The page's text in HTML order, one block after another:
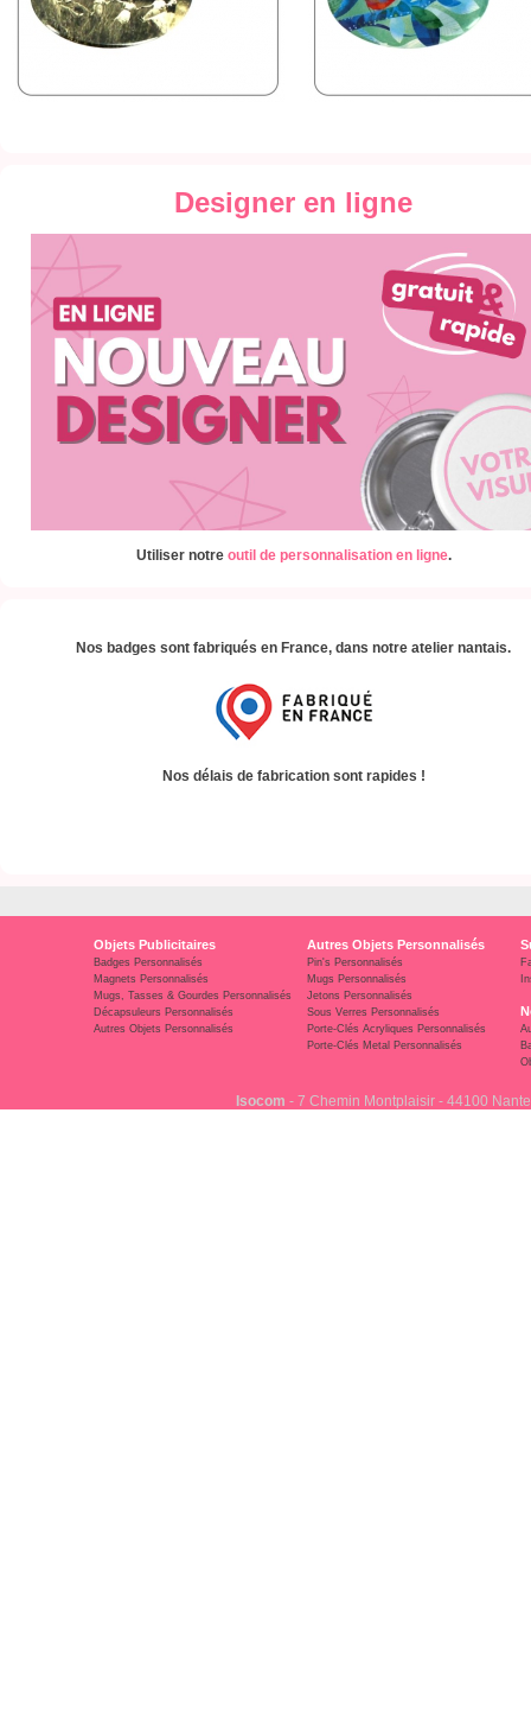
Designer en ligne
Utiliser notre outil de personnalisation en ligne.
Nos badges sont fabriqués en France, dans notre atelier nantais.
Nos délais de fabrication sont rapides !
Objets Publicitaires
Badges Personnalisés
Magnets Personnalisés
Mugs, Tasses & Gourdes Personnalisés
Décapsuleurs Personnalisés
Autres Objets Personnalisés
Autres Objets Personnalisés
Pin's Personnalisés
Mugs Personnalisés
Jetons Personnalisés
Sous Verres Personnalisés
Porte-Clés Acryliques Personnalisés
Porte-Clés Metal Personnalisés
Isocom - 7 Chemin Montplaisir - 44100